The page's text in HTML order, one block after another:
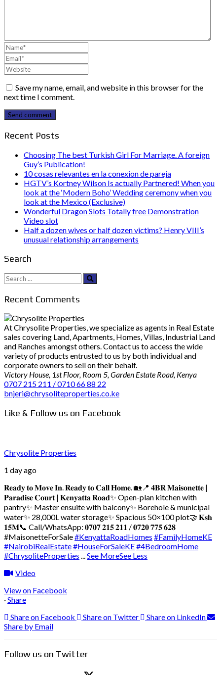
Save my name, email, and website in this browser for the
next time I comment.
Send comment
Recent Posts
Choosing The best Turkish Girl For Marriage. A foreign
Guy’s Publication!
10 cosas relevantes en la conexion de pareja
HGTV’s Kortney Wilson Is actually Partnered! When you
look at the ‘Modern Boho’ Wedding ceremony when you
look at the Mexico (Exclusive)
Wonderful Dragon Slots Totally free Demonstration
Video slot
Half a dozen wives or half dozen victims? Henry VIII’s
unusual relationship arrangements
Search
Search
for:
Recent Comments
At Chrysolite Properties, we specialize as agents in Real Estate
sales covering Land, Apartments, Homes, Villas, Industrial Land
and Ranches amongst others. Contact us to access the wide
variety of products entrusted to us by both individual and
corporate owners to sell on their behalf.
Victory House, 1st Floor, Room 5, Garden Estate Road, Kenya
0707 215 211 / 0710 66 88 22
bnjeri@chrysoliteproperties.co.ke
Like & Follow us on Facebook
Chrysolite Properties
1 day ago
𝐑𝐞𝐚𝐝𝐲 𝐭𝐨 𝐌𝐨𝐯𝐞 𝐈𝐧. 𝐑𝐞𝐚𝐝𝐲 𝐭𝐨 𝐂𝐚𝐥𝐥 𝐇𝐨𝐦𝐞. 🏡 📍 𝟒𝐁𝐑 𝐌𝐚𝐢𝐬𝐨𝐧𝐞𝐭𝐭𝐞 |
𝐏𝐚𝐫𝐚𝐝𝐢𝐬𝐞 𝐂𝐨𝐮𝐫𝐭 | 𝐊𝐞𝐧𝐲𝐚𝐭𝐭𝐚 𝐑𝐨𝐚𝐝✨ Open-plan kitchen with
pantry✨ Master ensuite with balcony✨ Borehole & municipal
water✨ 28,000L water storage✨ Spacious 50×100 plot🤝 𝐊𝐬𝐡
𝟏𝟓𝐌📞 Call/WhatsApp: 𝟎𝟕𝟎𝟕 𝟐𝟏𝟓 𝟐𝟏𝟏 / 𝟎𝟕𝟐𝟎 𝟕𝟕𝟓 𝟔𝟐𝟖
#MaisonetteForSale#KenyattaRoadHomes #FamilyHomeKE
#NairobiRealEstate#HouseForSaleKE#4BedroomHome
#ChrysoliteProperties
See MoreSee Less
Video
View on Facebook
·Share
Share on Facebook
Share on Twitter
Share on LinkedIn
Share by Email
Follow us on Twitter